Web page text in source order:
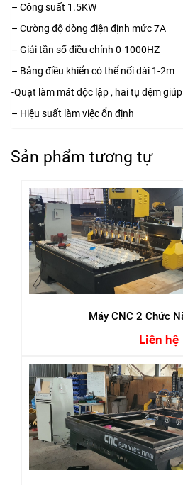
– Công suất 1.5KW
– Cường độ dòng điện định mức 7A
– Giải tần số điều chỉnh 0-1000HZ
– Bảng điều khiển có thể nối dài 1-2m
-Quạt làm mát độc lập , hai tụ đệm
– Hiệu suất làm việc ổn định
Sản phẩm tương tự
Máy CNC 2 Chức
Liên hệ